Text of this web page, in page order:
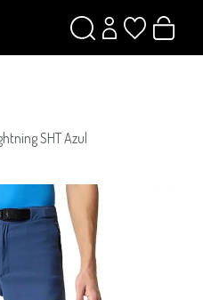
SHT Azul